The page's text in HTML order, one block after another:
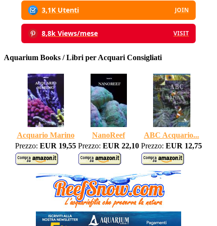
3,1K Utenti JOIN
8,8k Views/mese VISIT
Aquarium Books / Libri per Acquari Consigliati
Acquario Marino NanoReef
ABC Acquario...
Prezzo: EUR 19,55 Prezzo: EUR 22,10 Prezzo: EUR 12,75